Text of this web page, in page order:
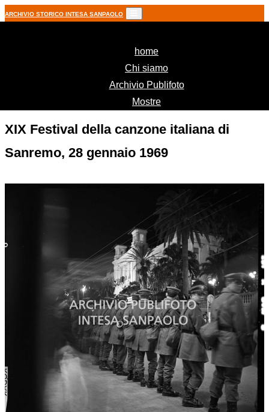
ARCHIVIO STORICO INTESA SANPAOLO
home(current)
Chi siamo
Archivio Publifoto
Mostre
XIX Festival della canzone italiana di
Sanremo, 28 gennaio 1969